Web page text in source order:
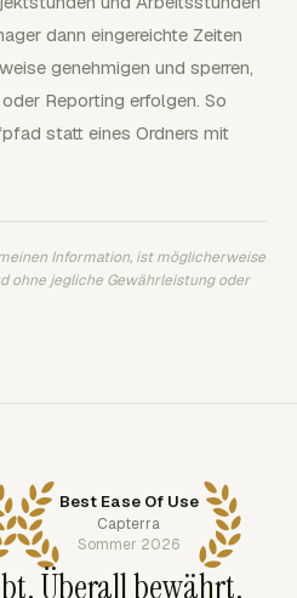
dann eingereichte Zeiten
genehmigen und sperren,
Reporting erfolgen. So
statt eines Ordners mit
Information, ist möglicherweise
ohne jegliche Gewährleistung oder
Best Ease Of Use
Capterra
Sommer 2026
Überall bewährt.